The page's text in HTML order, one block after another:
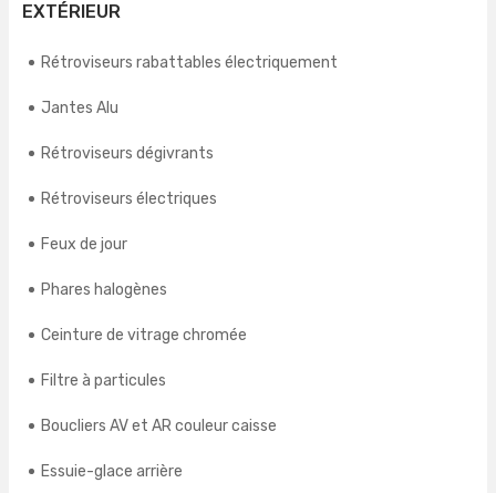
EXTÉRIEUR
Rétroviseurs rabattables électriquement
Jantes Alu
Rétroviseurs dégivrants
Rétroviseurs électriques
Feux de jour
Phares halogènes
Ceinture de vitrage chromée
Filtre à particules
Boucliers AV et AR couleur caisse
Essuie-glace arrière